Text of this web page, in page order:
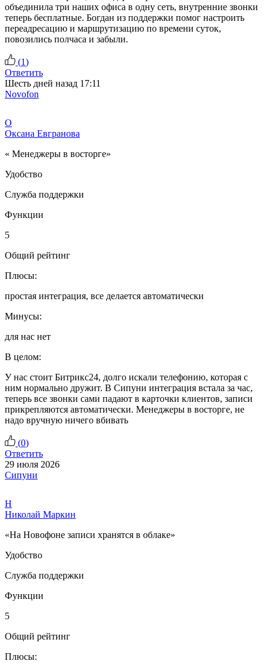
объединила три наших офиса в одну сеть, внутренние звонки
теперь бесплатные. Богдан из поддержки помог настроить
переадресацию и маршрутизацию по времени суток,
повозились полчаса и забыли.
(1)
Ответить
Шесть дней назад 17:11
Novofon
О
Оксана Евгранова
« Менеджеры в восторге»
Удобство
Служба поддержки
Функции
5
Общий рейтинг
Плюсы:
простая интеграция, все делается автоматически
Минусы:
для нас нет
В целом:
У нас стоит Битрикс24, долго искали телефонию, которая с
ним нормально дружит. В Сипуни интеграция встала за час,
теперь все звонки сами падают в карточки клиентов, записи
прикрепляются автоматически. Менеджеры в восторге, не
надо вручную ничего вбивать
(0)
Ответить
29 июля 2026
Сипуни
Н
Николай Маркин
«На Новофоне записи хранятся в облаке»
Удобство
Служба поддержки
Функции
5
Общий рейтинг
Плюсы: